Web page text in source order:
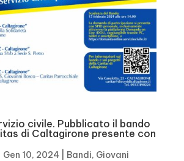
civile. Pubblicato il bando
di Caltagirone presente con
Gen 10, 2024| Bandi, Giovani